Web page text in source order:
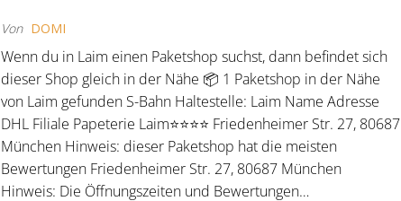
Von DOMI
Wenn du in Laim einen Paketshop suchst, dann befindet sich
dieser Shop gleich in der Nähe 📦 1 Paketshop in der Nähe
von Laim gefunden S-Bahn Haltestelle: Laim Name Adresse
DHL Filiale Papeterie Laim⭐⭐⭐⭐ Friedenheimer Str. 27, 80687
München Hinweis: dieser Paketshop hat die meisten
Bewertungen Friedenheimer Str. 27, 80687 München
Hinweis: Die Öffnungszeiten und Bewertungen…